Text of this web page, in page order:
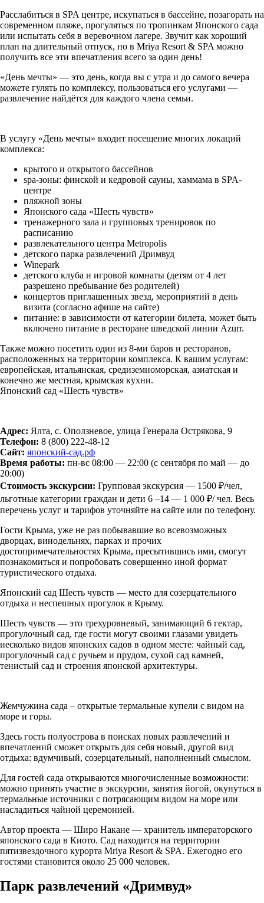
Расслабиться в SPA центре, искупаться в бассейне, позагорать на
современном пляже, прогуляться по тропинкам Японского сада
или испытать себя в веревочном лагере. Звучит как хороший
план на длительный отпуск, но в Mriya Resort & SPA можно
получить все эти впечатления всего за один день!
«День мечты» — это день, когда вы с утра и до самого вечера
можете гулять по комплексу, пользоваться его услугами —
развлечение найдётся для каждого члена семьи.
В услугу «День мечты» входит посещение многих локаций
комплекса:
крытого и открытого бассейнов
spa-зоны: финской и кедровой сауны, хаммама в SPA-
центре
пляжной зоны
Японского сада «Шесть чувств»
тренажерного зала и групповых тренировок по
расписанию
развлекательного центра Metropolis
детского парка развлечений Дримвуд
Winepark
детского клуба и игровой комнаты (детям от 4 лет
разрешено пребывание без родителей)
концертов приглашенных звезд, мероприятий в день
визита (согласно афише на сайте)
питание: в зависимости от категории билета, может быть
включено питание в ресторане шведской линии Azurr.
Также можно посетить один из 8-ми баров и ресторанов,
расположенных на территории комплекса. К вашим услугам:
европейская, итальянская, средиземноморская, азиатская и
конечно же местная, крымская кухни.
Японский сад «Шесть чувств»
Адрес: Ялта, с. Оползневое, улица Генерала Острякова, 9
Телефон: 8 (800) 222-48-12
Сайт: японский-сад.рф
Время работы: пн-вс 08:00 — 22:00 (с сентября по май — до
20:00)
Стоимость экскурсии: Групповая экскурсия — 1500 ₽/чел,
льготные категории граждан и дети 6 –14 — 1 000 ₽/ чел. Весь
перечень услуг и тарифов уточняйте на сайте или по телефону.
Гости Крыма, уже не раз побывавшие во всевозможных
дворцах, винодельнях, парках и прочих
достопримечательностях Крыма, пресытившись ими, смогут
познакомиться и попробовать совершенно иной формат
туристического отдыха.
Японский сад Шесть чувств — место для созерцательного
отдыха и неспешных прогулок в Крыму.
Шесть чувств — это трехуровневый, занимающий 6 гектар,
прогулочный сад, где гости могут своими глазами увидеть
несколько видов японских садов в одном месте: чайный сад,
прогулочный сад с ручьем и прудом, сухой сад камней,
тенистый сад и строения японской архитектуры.
Жемчужина сада – открытые термальные купели с видом на
море и горы.
Здесь гость полуострова в поисках новых развлечений и
впечатлений сможет открыть для себя новый, другой вид
отдыха: вдумчивый, созерцательный, наполненный смыслом.
Для гостей сада открываются многочисленные возможности:
можно принять участие в экскурсии, занятия йогой, окунуться в
термальные источники с потрясающим видом на море или
насладиться чайной церемонией.
Автор проекта — Широ Накане — хранитель императорского
японского сада в Киото. Сад находится на территории
пятизвездочного курорта Mriya Resort & SPA. Ежегодно его
гостями становится около 25 000 человек.
Парк развлечений «Дримвуд»